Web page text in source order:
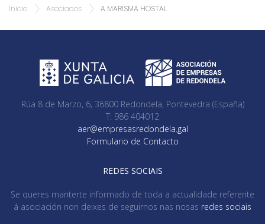
Inicio Asociados A MARISMA HOSTAL
Rúa 8 de Marzo, 6, 36800 Redondela, Pontevedra (España)
T: 986 404012
aer@empresasredondela.gal
Formulario de Contacto
REDES SOCIAIS
Se queres manterte informado de toda a actualidade referente
á asociación non deixes de seguirnos nas nosas redes sociais